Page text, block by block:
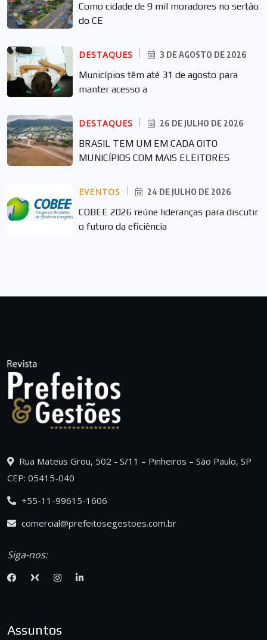
Como cidade de 9 mil moradores no sertão
do CE
DESTAQUES 3 DE AGOSTO DE 2026
Municípios têm até 31 de agosto para
manter acesso a
DESTAQUES 26 DE JULHO DE 2026
BRASIL TEM UM EM CADA OITO
MUNICÍPIOS COM MAIS ELEITORES
EVENTOS 24 DE JULHO DE 2026
COBEE 2026 reúne lideranças para discutir
o futuro da eficiência
Rua Mateus Grou, 502 - S/11 – Pinheiros – São Paulo, SP
CEP: 05415-040
+55-11-99615-1606
comercial@prefeitosegestoes.com.br
Siga-nos:
Assuntos